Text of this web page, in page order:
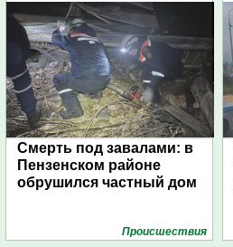
Смерть под завалами: в
Пензенском районе
обрушился частный дом
Проиcшествия